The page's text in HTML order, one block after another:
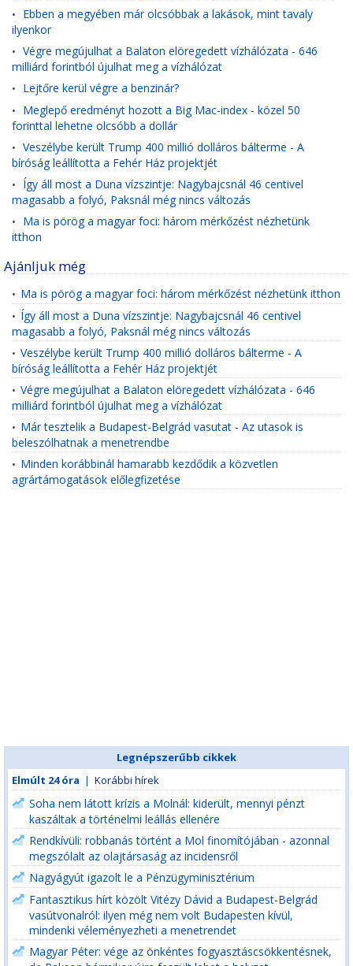
• Ebben a megyében már olcsóbbak a lakások, mint tavaly
ilyenkor
• Végre megújulhat a Balaton elöregedett vízhálózata - 646
milliárd forintból újulhat meg a vízhálózat
• Lejtőre kerül végre a benzinár?
• Meglepő eredményt hozott a Big Mac-index - közel 50
forinttal lehetne olcsóbb a dollár
• Veszélybe került Trump 400 millió dolláros bálterme - A
bíróság leállította a Fehér Ház projektjét
• Így áll most a Duna vízszintje: Nagybajcsnál 46 centivel
magasabb a folyó, Paksnál még nincs változás
• Ma is pörög a magyar foci: három mérkőzést nézhetünk
itthon
Ajánljuk még
• Ma is pörög a magyar foci: három mérkőzést nézhetünk itthon
• Így áll most a Duna vízszintje: Nagybajcsnál 46 centivel
magasabb a folyó, Paksnál még nincs változás
• Veszélybe került Trump 400 millió dolláros bálterme - A
bíróság leállította a Fehér Ház projektjét
• Végre megújulhat a Balaton elöregedett vízhálózata - 646
milliárd forintból újulhat meg a vízhálózat
• Már tesztelik a Budapest-Belgrád vasutat - Az utasok is
beleszólhatnak a menetrendbe
• Minden korábbinál hamarabb kezdődik a közvetlen
agrártámogatások előlegfizetése
Legnépszerűbb cikkek
Elmúlt 24 óra | Korábbi hírek
Soha nem látott krízis a Molnál: kiderült, mennyi pénzt
kaszáltak a történelmi leállás ellenére
Rendkívüli: robbanás történt a Mol finomítójában - azonnal
megszólalt az olajtársaság az incidensről
Nagyágyút igazolt le a Pénzügyminisztérium
Fantasztikus hírt közölt Vitézy Dávid a Budapest-Belgrád
vasútvonalról: ilyen még nem volt Budapesten kívül,
mindenki véleményezheti a menetrendet
Magyar Péter: vége az önkéntes fogyasztáscsökkentésnek,